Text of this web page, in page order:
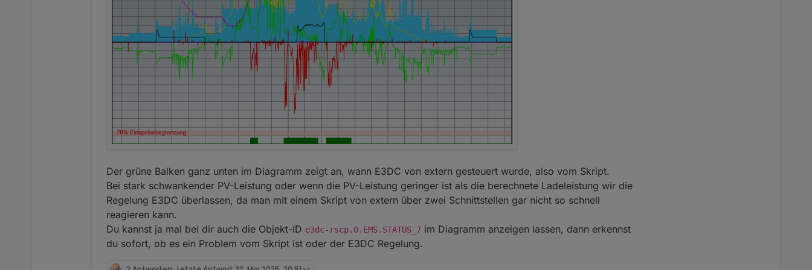
Der grüne Balken ganz unten im Diagramm zeigt an, wann E3DC von extern gesteuert wurde, also vom Skript.
Bei stark schwankender PV-Leistung oder wenn die PV-Leistung geringer ist als die berechnete Ladeleistung wir die
Regelung E3DC überlassen, da man mit einem Skript von extern über zwei Schnittstellen gar nicht so schnell
reagieren kann.
Du kannst ja mal bei dir auch die Objekt-ID e3dc-rscp.0.EMS.STATUS_7 im Diagramm anzeigen lassen, dann erkennst
du sofort, ob es ein Problem vom Skript ist oder der E3DC Regelung.